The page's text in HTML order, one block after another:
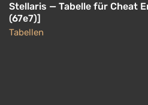
Stellaris — Tabelle für Cheat
(67e7)]
Tabellen